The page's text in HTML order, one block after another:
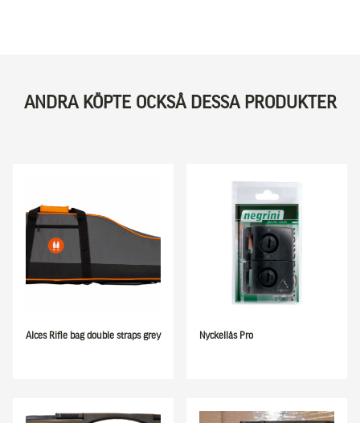
ANDRA KÖPTE OCKSÅ DESSA PRODUKTER
Alces Rifle bag double straps grey Nyckellås Pro